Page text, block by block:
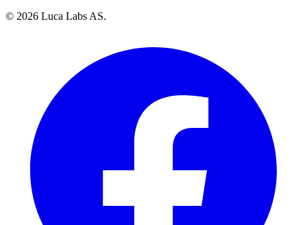
© 2026 Luca Labs AS.